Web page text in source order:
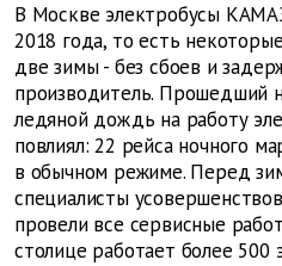
В Москве электробусы
2018 года, то есть
две зимы - без сбоев и
производитель. Прошедший
ледяной дождь на работу
повлиял: 22 рейса ночного
в обычном режиме. Перед
специалисты
провели все сервисные
столице работает более 500